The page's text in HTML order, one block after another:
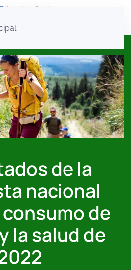
de la
nacional
de
la salud de